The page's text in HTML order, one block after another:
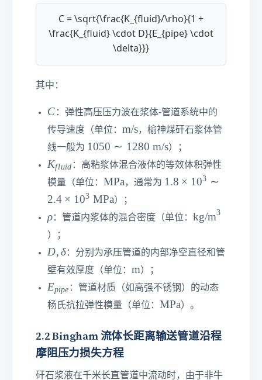
C = \sqrt{\frac{K_{fluid}/\rho}{1 +
\frac{K_{fluid} \cdot D}{E_{pipe} \cdot
\delta}}}
其中：
C
C ：弹性高压压力波在浆体-管道系统中的
传导速度（单位： \t
{
m
/s
m/s，榆神煤矸石浆体管
线一般为 1
0
5
0\
si
m
8
0\
te
xt
{
/s
}
1050 ∼ 1280 m/s）；
K
_
{
fl
u
i
}
Kfluid ：高粘浆体混合液体的等效体积弹性
模量（单位： \t
e
{
P
a}
MPa，通常为 1.
m
1
3
\si
2.
4\
m
1.8 × 103 ∼
2.4 × 103 MPa）；
\
r
h
o
ρ：管道内浆体的混合密度（单位： \t
{
g/
}
3
kg/m3
）；
D
,
d
el
D,δ：分别为承压管道的内部净空直径和管
壁有效厚度（单位： \t
e
xt
{
}
m）；
E
_
{
i
p
Epipe ：管道材质（如高强不锈钢）的动态
杨氏抗拉弹性模量（单位： \t
xt
{
P
MPa）。
2.2 Bingham 流体长距离输送管道沿程
摩阻压力损失方程
矸石浆液在千米长直管道中流动时，由于非牛